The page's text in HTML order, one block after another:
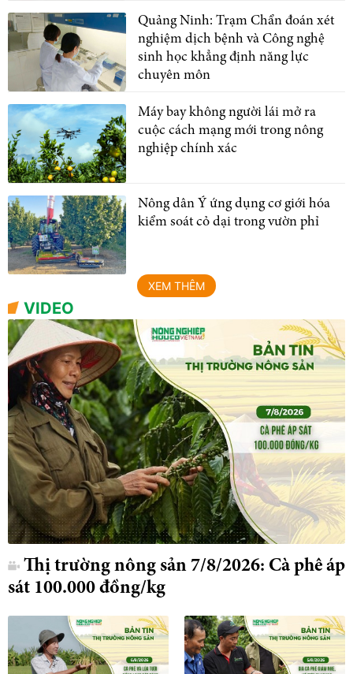
Quảng Ninh: Trạm Chẩn đoán xét
nghiệm dịch bệnh và Công nghệ
sinh học khẳng định năng lực
chuyên môn
Máy bay không người lái mở ra
cuộc cách mạng mới trong nông
nghiệp chính xác
Nông dân Ý ứng dụng cơ giới hóa
kiểm soát cỏ dại trong vườn phỉ
XEM THÊM
VIDEO
Thị trường nông sản 7/8/2026: Cà phê áp
sát 100.000 đồng/kg